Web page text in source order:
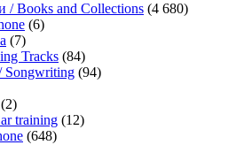
Books and Collections (4 680)
(6)
(7)
Tracks (84)
Songwriting (94)
(2)
training (12)
(648)